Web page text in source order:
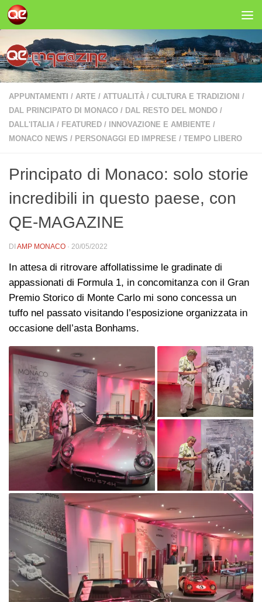
Salta al contenuto
APPUNTAMENTI / ARTE / ATTUALITÀ / CULTURA E TRADIZIONI
/
DAL PRINCIPATO DI MONACO / DAL RESTO DEL MONDO /
DALL'ITALIA / FEATURED / INNOVAZIONE E AMBIENTE /
MONACO NEWS / PERSONAGGI ED IMPRESE / TEMPO LIBERO
Principato di Monaco: solo storie
incredibili in questo paese, con
QE-MAGAZINE
DI AMP MONACO · 20/05/2022
In attesa di ritrovare affollatissime le gradinate di
appassionati di Formula 1, in concomitanza con il Gran
Premio Storico di Monte Carlo mi sono concessa un
tuffo nel passato visitando l’esposizione organizzata in
occasione dell’asta Bonhams.